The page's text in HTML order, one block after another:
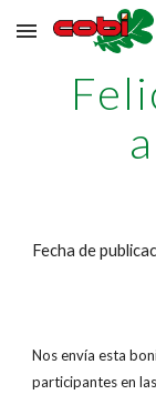
Skip to main
Fecha de
Nos envía esta
participantes en